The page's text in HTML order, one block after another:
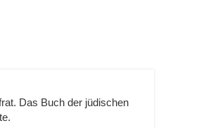
Das Buch der jüdischen